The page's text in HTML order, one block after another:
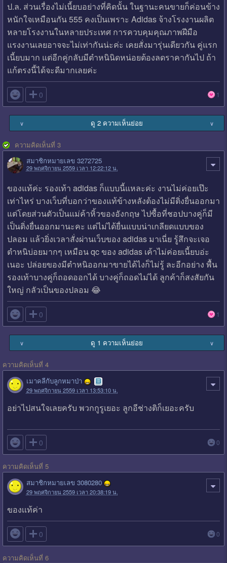
ป.ล. ส่วนเรื่องไม่เนี้ยบอย่างที่คิดนั้น ในฐานะคนขายก็ค่อนข้าง
หนักใจเหมือนกัน 555 คงเป็นเพราะ Adidas จ้างโรงงานผลิต
หลายโรงงานในหลายประเทศ การควบคุมคุณภาพฝีมือ
แรงงานเลยอาจจะไม่เท่ากันน่ะค่ะ เคยสั่งมารุ่นเดียวกัน คู่แรก
เนี้ยบมาก แต่อีกคู่กลับมีตำหนินิดหน่อยต้องลดราคากันไป ถ้า
แก้ตรงนี้ได้จะดีมากเลยค่ะ
 0 1
∨ ดู 2 ความเห็นย่อย ∨
ความคิดเห็นที่ 3
สมาชิกหมายเลข 3272725
29 พฤศจิกายน 2559 เวลา 12:22:12 น.
ของแท้ค่ะ รองเท้า adidas ก็แบบนี้แหละค่ะ งานไม่ค่อยเป๊ะ
เท่าไหร่ บางเว็บที่บอกว่าของแท้ข้างหลังต้องไม่มีติ่งยื่นออกมา
แต่โดยส่วนตัวเป็นแม่ค้าหิ้วของอังกฤษ ไปซื้อที่ชอปบางคู่ก็มี
เป็นติ่งยื่นออกมานะคะ แต่ไม่ได้ยื่นแบบน่าเกลียดแบบของ
ปลอม แล้วยิ่งเวลาสั่งผ่านเว็บของ adidas มาเนี่ย รู้สึกจะเจอ
ตำหนิบ่อยมากๆ เหมือน qc ของ adidas เค้าไม่ค่อยเนี้ยบอ่ะ
เนอะ ปล่อยของมีตำหนิออกมาขายได้ไงก็ไม่รู้ ละอีกอย่าง พื้น
รองเท้าบางคู่ก็ถอดออกได้ บางคู่ก็ถอดไม่ได้ ลูกค้าก็สงสัยกัน
ใหญ่ กลัวเป็นของปลอม 😂
 0 1
∨ ดู 1 ความเห็นย่อย ∨
ความคิดเห็นที่ 4
เมาคลีกับลูกหมาป่า
29 พฤศจิกายน 2559 เวลา 13:53:10 น.
อย่าไปสนใจเลยครับ พวกกูรูเยอะ ลูกอีช่างติก็เยอะครับ
 0 0
ความคิดเห็นที่ 5
สมาชิกหมายเลข 3080280
29 พฤศจิกายน 2559 เวลา 20:38:19 น.
ของเเท้ค่า
 0 0
ความคิดเห็นที่ 6